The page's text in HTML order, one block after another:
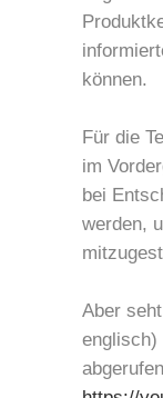
können.
Für die
im
bei
werden,
Aber
englisch)